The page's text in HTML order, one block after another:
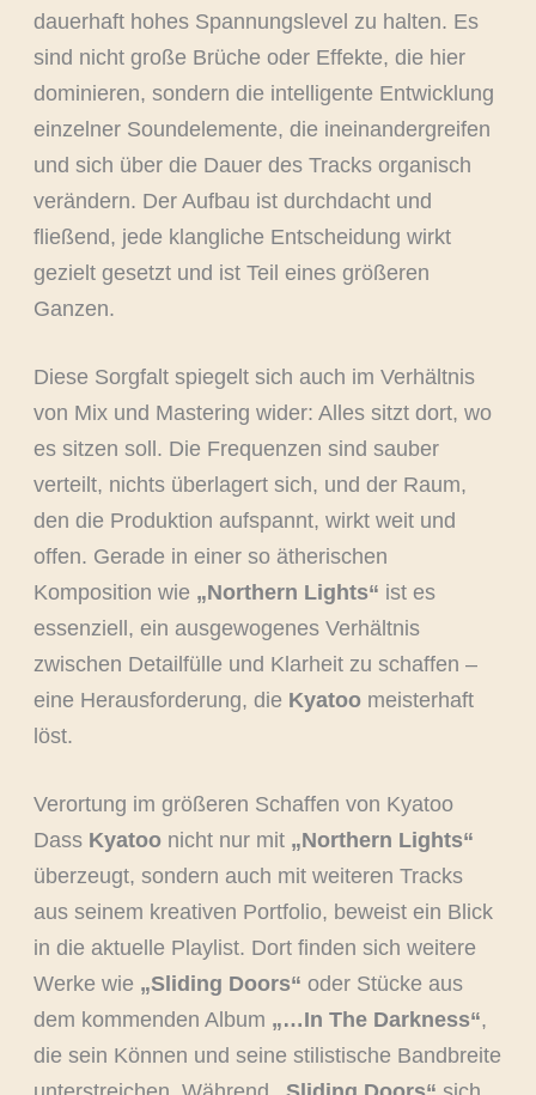
dauerhaft hohes Spannungslevel zu halten. Es
sind nicht große Brüche oder Effekte, die hier
dominieren, sondern die intelligente Entwicklung
einzelner Soundelemente, die ineinandergreifen
und sich über die Dauer des Tracks organisch
verändern. Der Aufbau ist durchdacht und
fließend, jede klangliche Entscheidung wirkt
gezielt gesetzt und ist Teil eines größeren
Ganzen.
Diese Sorgfalt spiegelt sich auch im Verhältnis
von Mix und Mastering wider: Alles sitzt dort, wo
es sitzen soll. Die Frequenzen sind sauber
verteilt, nichts überlagert sich, und der Raum,
den die Produktion aufspannt, wirkt weit und
offen. Gerade in einer so ätherischen
Komposition wie „Northern Lights“ ist es
essenziell, ein ausgewogenes Verhältnis
zwischen Detailfülle und Klarheit zu schaffen –
eine Herausforderung, die Kyatoomeisterhaft
löst.
Verortung im größeren Schaffen von Kyatoo
Dass Kyatoonicht nur mit „Northern Lights“
überzeugt, sondern auch mit weiteren Tracks
aus seinem kreativen Portfolio, beweist ein Blick
in die aktuelle Playlist. Dort finden sich weitere
Werke wie „Sliding Doors“ oder Stücke aus
dem kommenden Album „…In The Darkness“,
die sein Können und seine stilistische Bandbreite